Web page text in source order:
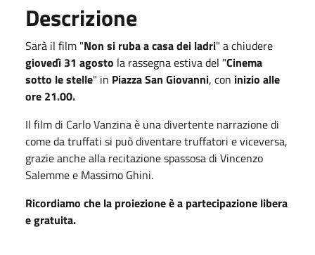
Descrizione
Sarà il film "Non si ruba a casa dei ladri" a chiudere
giovedì 31 agosto la rassegna estiva del "Cinema
sotto le stelle" in Piazza San Giovanni, con inizio alle
ore 21.00.
Il film di Carlo Vanzina è una divertente narrazione di
come da truffati si può diventare truffatori e viceversa,
grazie anche alla recitazione spassosa di Vincenzo
Salemme e Massimo Ghini.
Ricordiamo che la proiezione è a partecipazione libera
e gratuita.